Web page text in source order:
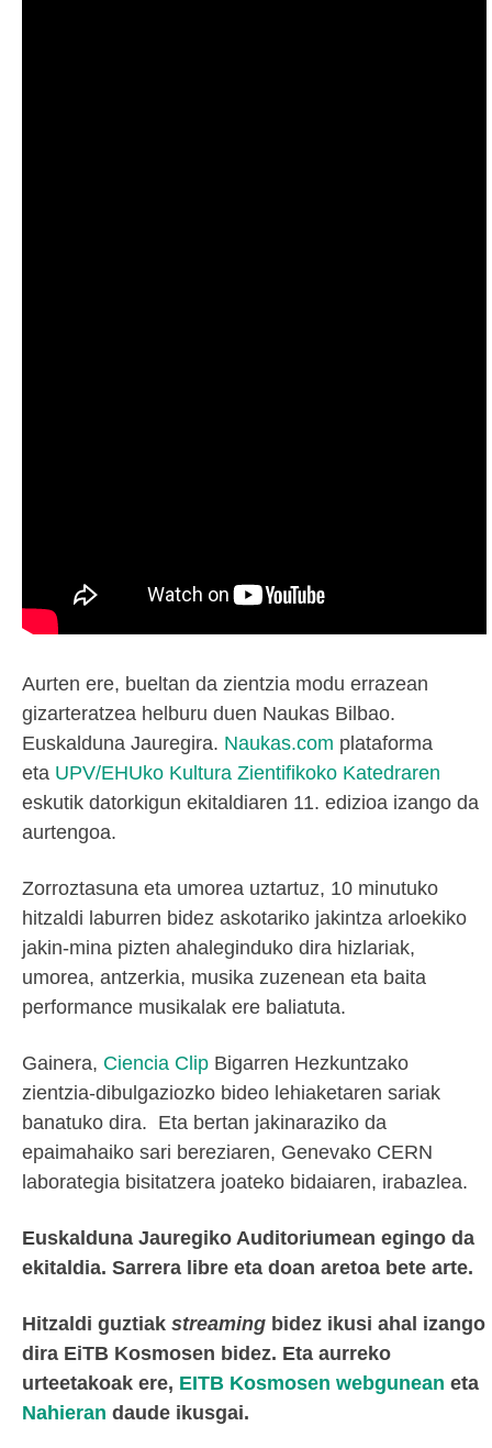
Aurten ere, bueltan da zientzia modu errazean
gizarteratzea helburu duen Naukas Bilbao.
Euskalduna Jauregira. Naukas.com plataforma
eta UPV/EHUko Kultura Zientifikoko Katedraren
eskutik datorkigun ekitaldiaren 11. edizioa izango da
aurtengoa.
Zorroztasuna eta umorea uztartuz, 10 minutuko
hitzaldi laburren bidez askotariko jakintza arloekiko
jakin-mina pizten ahaleginduko dira hizlariak,
umorea, antzerkia, musika zuzenean eta baita
performance musikalak ere baliatuta.
Gainera, Ciencia Clip Bigarren Hezkuntzako
zientzia-dibulgaziozko bideo lehiaketaren sariak
banatuko dira. Eta bertan jakinaraziko da
epaimahaiko sari bereziaren, Genevako CERN
laborategia bisitatzera joateko bidaiaren, irabazlea.
Euskalduna Jauregiko Auditoriumean egingo da
ekitaldia. Sarrera libre eta doan aretoa bete arte.
Hitzaldi guztiak streaming bidez ikusi ahal izango
dira EiTB Kosmosen bidez. Eta aurreko
urteetakoak ere, EITB Kosmosen webgunean eta
Nahieran daude ikusgai.